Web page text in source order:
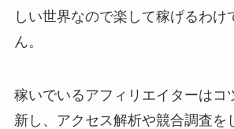
しい世界なので楽して稼げるわけ
ん。
稼いでいるアフィリエイターはコ
新し、アクセス解析や競合調査を